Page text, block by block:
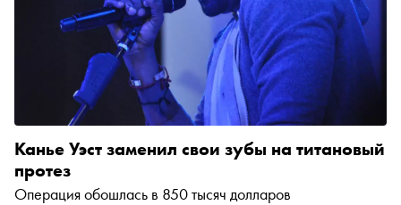
Канье Уэст заменил свои зубы на титановый
протез
Операция обошлась в 850 тысяч долларов